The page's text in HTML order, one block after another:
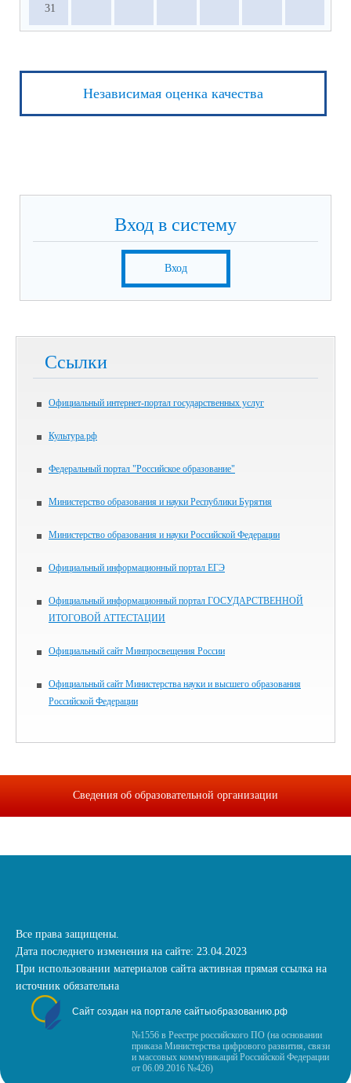
31
Независимая оценка качества
Вход в систему
Вход
Ссылки
Официальный интернет-портал государственных услуг
Культура.рф
Федеральный портал "Российское образование"
Министерство образования и науки Республики Бурятия
Министерство образования и науки Российской Федерации
Официальный информационный портал ЕГЭ
Официальный информационный портал ГОСУДАРСТВЕННОЙ
ИТОГОВОЙ АТТЕСТАЦИИ
Официальный сайт Минпросвещения России
Официальный сайт Министерства науки и высшего образования
Российской Федерации
Сведения об образовательной организации
Все права защищены.
Дата последнего изменения на сайте: 23.04.2023
При использовании материалов сайта активная прямая ссылка на
источник обязательна
Сайт создан на портале сайтыобразованию.рф
№1556 в Реестре российского ПО (на основании
приказа Министерства цифрового развития, связи
и массовых коммуникаций Российской Федерации
от 06.09.2016 №426)